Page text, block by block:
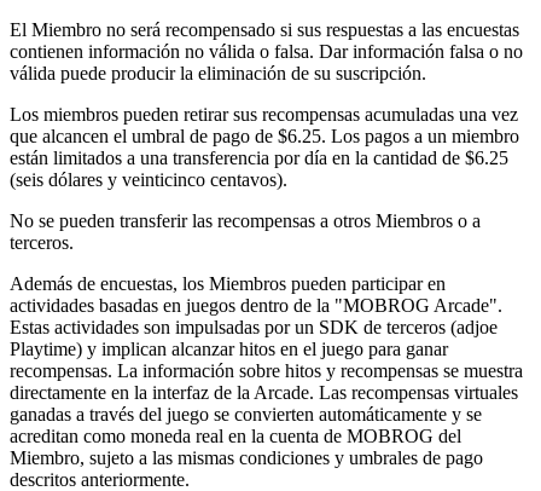
El Miembro no será recompensado si sus respuestas a las encuestas
contienen información no válida o falsa. Dar información falsa o no
válida puede producir la eliminación de su suscripción.
Los miembros pueden retirar sus recompensas acumuladas una vez
que alcancen el umbral de pago de $6.25. Los pagos a un miembro
están limitados a una transferencia por día en la cantidad de $6.25
(seis dólares y veinticinco centavos).
No se pueden transferir las recompensas a otros Miembros o a
terceros.
Además de encuestas, los Miembros pueden participar en
actividades basadas en juegos dentro de la "MOBROG Arcade".
Estas actividades son impulsadas por un SDK de terceros (adjoe
Playtime) y implican alcanzar hitos en el juego para ganar
recompensas. La información sobre hitos y recompensas se muestra
directamente en la interfaz de la Arcade. Las recompensas virtuales
ganadas a través del juego se convierten automáticamente y se
acreditan como moneda real en la cuenta de MOBROG del
Miembro, sujeto a las mismas condiciones y umbrales de pago
descritos anteriormente.